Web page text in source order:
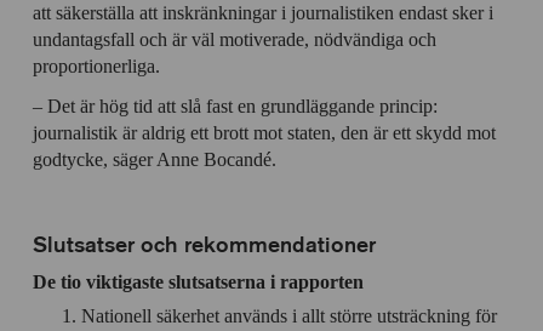
att säkerställa att inskränkningar i journalistiken endast sker i
undantagsfall och är väl motiverade, nödvändiga och
proportionerliga.
– Det är hög tid att slå fast en grundläggande princip:
journalistik är aldrig ett brott mot staten, den är ett skydd mot
godtycke, säger Anne Bocandé.
Slutsatser och rekommendationer
De tio viktigaste slutsatserna i rapporten
Nationell säkerhet används i allt större utsträckning för